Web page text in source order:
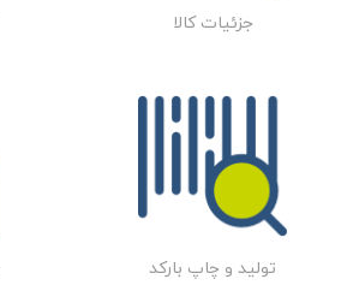
جزئیات کالا
تولید و چاپ بارکد